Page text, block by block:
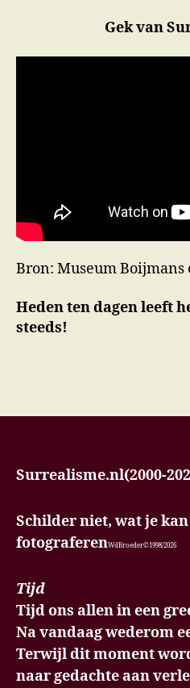
Gek van
Bron: Museum Boijmans
Heden ten dagen leeft
steeds!
Surrealisme.nl(2000-
Schilder niet, wat je kan
fotograferenWdBroeder©1998/2026
Tijd
Tijd ons allen in een
Na vandaag wederom
Terwijl dit moment
naar gedachte aan